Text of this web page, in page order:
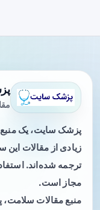
پزشک سایت، یک
زیادی از مقالات
ترجمه شده‌اند.
مجاز است.
منبع مقالات